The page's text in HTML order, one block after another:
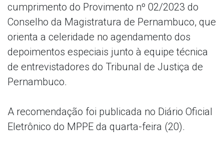
cumprimento do Provimento nº 02/2023 do
Conselho da Magistratura de Pernambuco, que
orienta a celeridade no agendamento dos
depoimentos especiais junto à equipe técnica
de entrevistadores do Tribunal de Justiça de
Pernambuco.
A recomendação foi publicada no Diário Oficial
Eletrônico do MPPE da quarta-feira (20).